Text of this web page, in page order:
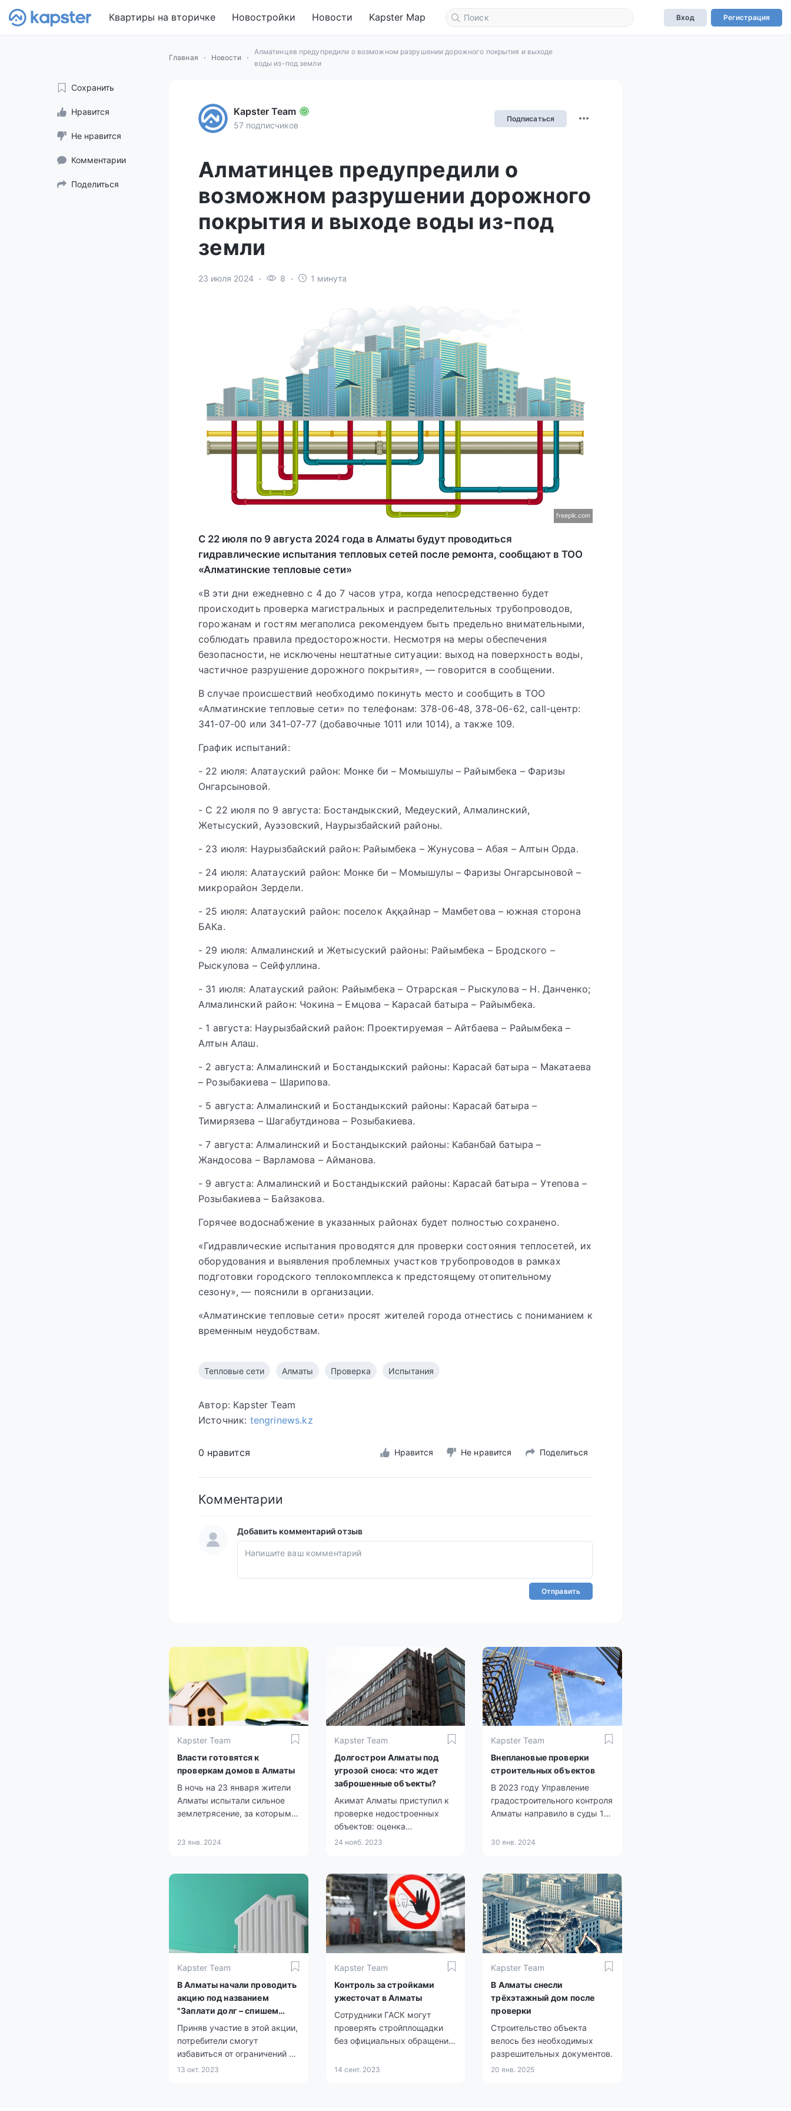
Квартиры на вторичке Новостройки Новости Kapster Map Вход Регистрация
Главная Новости
Алматинцев предупредили о возможном разрушении дорожного покрытия и выходе
воды из-под земли
Сохранить
Нравится
Не нравится
Комментарии
Поделиться
Kapster Team
57 подписчиков
Подписаться
Алматинцев предупредили о
возможном разрушении дорожного
покрытия и выходе воды из-под
земли
23 июля 2024 8 1 минута
freepik.com
С 22 июля по 9 августа 2024 года в Алматы будут проводиться
гидравлические испытания тепловых сетей после ремонта, сообщают в ТОО
«Алматинские тепловые сети»
«В эти дни ежедневно с 4 до 7 часов утра, когда непосредственно будет
происходить проверка магистральных и распределительных трубопроводов,
горожанам и гостям мегаполиса рекомендуем быть предельно внимательными,
соблюдать правила предосторожности. Несмотря на меры обеспечения
безопасности, не исключены нештатные ситуации: выход на поверхность воды,
частичное разрушение дорожного покрытия», — говорится в сообщении.
В случае происшествий необходимо покинуть место и сообщить в ТОО
«Алматинские тепловые сети» по телефонам: 378-06-48, 378-06-62, call-центр:
341-07-00 или 341-07-77 (добавочные 1011 или 1014), а также 109.
График испытаний:
- 22 июля: Алатауский район: Монке би – Момышулы – Райымбека – Фаризы
Онгарсыновой.
- С 22 июля по 9 августа: Бостандыкский, Медеуский, Алмалинский,
Жетысуский, Ауэзовский, Наурызбайский районы.
- 23 июля: Наурызбайский район: Райымбека – Жунусова – Абая – Алтын Орда.
- 24 июля: Алатауский район: Монке би – Момышулы – Фаризы Онгарсыновой –
микрорайон Зердели.
- 25 июля: Алатауский район: поселок Аққайнар – Мамбетова – южная сторона
БАКа.
- 29 июля: Алмалинский и Жетысуский районы: Райымбека – Бродского –
Рыскулова – Сейфуллина.
- 31 июля: Алатауский район: Райымбека – Отрарская – Рыскулова – Н. Данченко;
Алмалинский район: Чокина – Емцова – Карасай батыра – Райымбека.
- 1 августа: Наурызбайский район: Проектируемая – Айтбаева – Райымбека –
Алтын Алаш.
- 2 августа: Алмалинский и Бостандыкский районы: Карасай батыра – Макатаева
– Розыбакиева – Шарипова.
- 5 августа: Алмалинский и Бостандыкский районы: Карасай батыра –
Тимирязева – Шагабутдинова – Розыбакиева.
- 7 августа: Алмалинский и Бостандыкский районы: Кабанбай батыра –
Жандосова – Варламова – Айманова.
- 9 августа: Алмалинский и Бостандыкский районы: Карасай батыра – Утепова –
Розыбакиева – Байзакова.
Горячее водоснабжение в указанных районах будет полностью сохранено.
«Гидравлические испытания проводятся для проверки состояния теплосетей, их
оборудования и выявления проблемных участков трубопроводов в рамках
подготовки городского теплокомплекса к предстоящему отопительному
сезону», — пояснили в организации.
«Алматинские тепловые сети» просят жителей города отнестись с пониманием к
временным неудобствам.
Тепловые сети Алматы Проверка Испытания
Автор: Kapster Team
Источник: tengrinews.kz
0 нравится Нравится Не нравится Поделиться
Комментарии
Добавить комментарий отзыв
Отправить
Kapster Team
Власти готовятся к
проверкам домов в Алматы
В ночь на 23 января жители
Алматы испытали сильное
землетрясение, за которым
менее чем через час, но уже
23 янв. 2024
Kapster Team
Долгострои Алматы под
угрозой сноса: что ждет
заброшенные объекты?
Акимат Алматы приступил к
проверке недостроенных
объектов: оценка
безопасности, наличие
24 нояб. 2023
Kapster Team
Внеплановые проверки
строительных объектов
В 2023 году Управление
градостроительного контроля
Алматы направило в суды 174
строительных норм
30 янв. 2024
Kapster Team
В Алматы начали проводить
акцию под названием
"Заплати долг – спишем
пеню"
Приняв участие в этой акции,
потребители смогут
избавиться от ограничений и
арестов на свое имущество.
13 окт. 2023
Kapster Team
Контроль за стройками
ужесточат в Алматы
Сотрудники ГАСК могут
проверять стройплощадки
без официальных обращений
14 сент. 2023
Kapster Team
В Алматы снесли
трёхэтажный дом после
проверки
Строительство объекта
велось без необходимых
разрешительных документов.
20 янв. 2025